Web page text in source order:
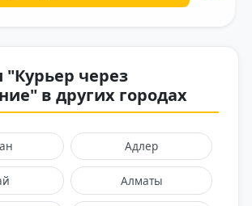
"Курьер через
в других городах
Адлер
Алматы